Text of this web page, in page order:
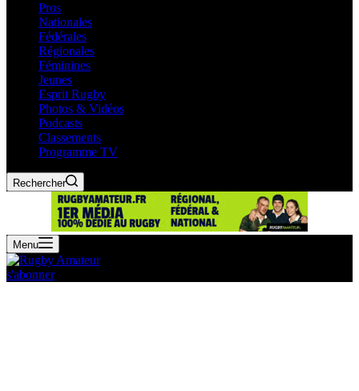
Pros
Nationales
Fédérales
Régionales
Féminines
Jeunes
Esprit Rugby
Photos & Vidéos
Podcasts
Classements
Programme TV
Rechercher
Menu
s'abonner